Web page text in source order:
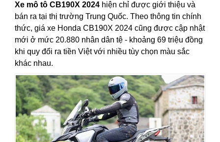
Xe mô tô CB190X 2024 hiện chỉ được giới thiệu và
bán ra tại thị trường Trung Quốc. Theo thông tin chính
thức, giá xe Honda CB190X 2024 cũng được cập nhật
mới ở mức 20.880 nhân dân tệ - khoảng 69 triệu đồng
khi quy đổi ra tiền Việt với nhiều tùy chọn màu sắc
khác nhau.